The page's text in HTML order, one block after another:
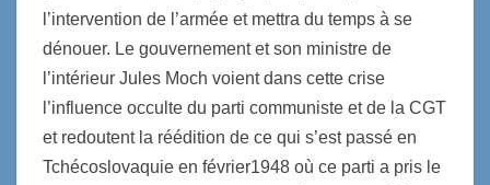
l’intervention de l’armée et mettra du temps à se
dénouer. Le gouvernement et son ministre de
l’intérieur Jules Moch voient dans cette crise
l’influence occulte du parti communiste et de la CGT
et redoutent la réédition de ce qui s’est passé en
Tchécoslovaquie en février1948 où ce parti a pris le